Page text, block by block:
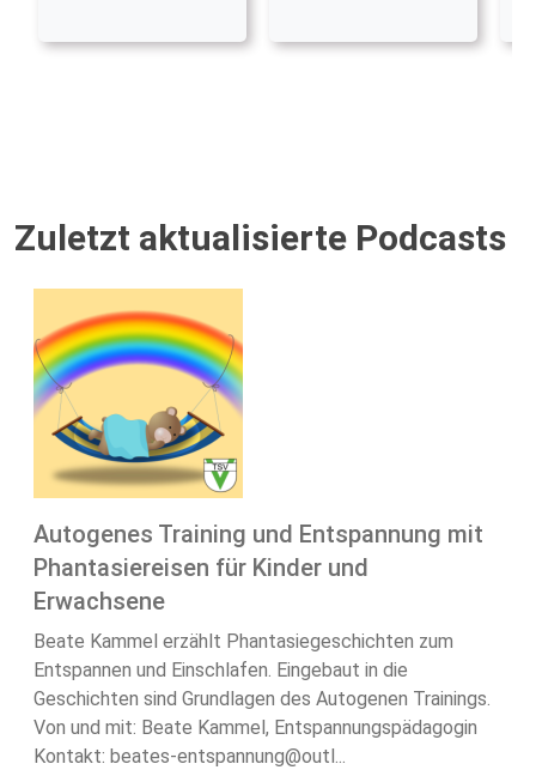
Zuletzt aktualisierte Podcasts
Autogenes Training und Entspannung mit
Phantasiereisen für Kinder und
Erwachsene
Beate Kammel erzählt Phantasiegeschichten zum
Entspannen und Einschlafen. Eingebaut in die
Geschichten sind Grundlagen des Autogenen Trainings.
Von und mit: Beate Kammel, Entspannungspädagogin
Kontakt: beates-entspannung@outl...